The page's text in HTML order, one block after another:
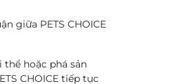
giữa PETS CHOICE
hoặc phá sản
CHOICE tiếp tục